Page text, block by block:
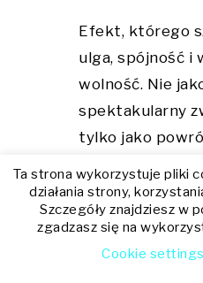
Efekt, którego
ulga, spójność i
wolność. Nie
spektakularny
tylko jako
Jeśli chcesz
wygląda moja
kobietami,
Ta strona wykorzystuje pliki
działania strony,
Szczegóły znajdziesz w
zgadzasz się na
Cookie settings